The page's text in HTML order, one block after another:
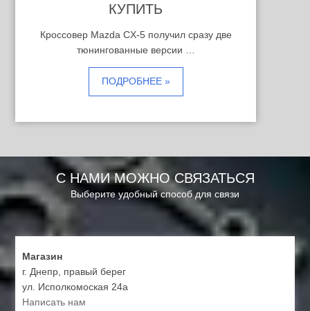
КУПИТЬ
Кроссовер Mazda CX-5 получил сразу две
тюнингованные версии …
ПОДРОБНЕЕ »
С НАМИ МОЖНО СВЯЗАТЬСЯ
Выберите удобный способ для связи
Магазин
г. Днепр, правый берег
ул. Исполкомоская 24а
Написать нам